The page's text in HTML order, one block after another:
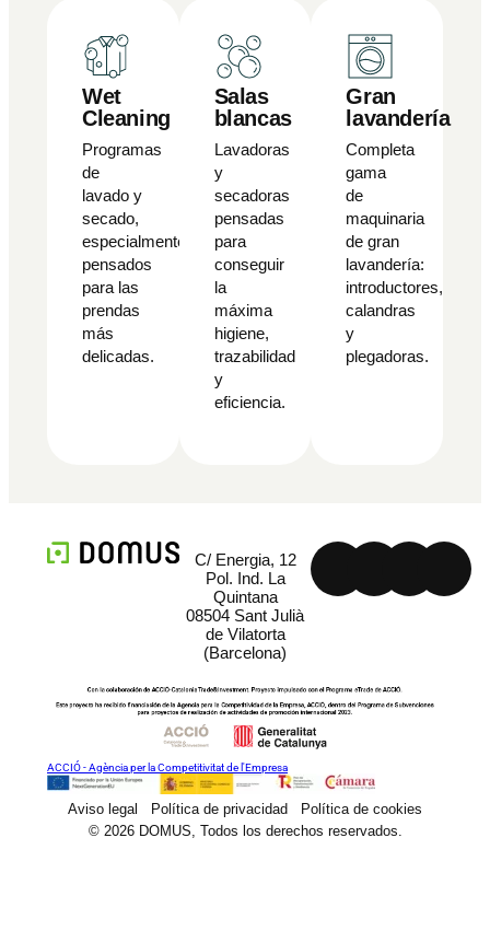
Wet
Cleaning
Programas
de
lavado y
secado,
especialmente
pensados
para las
prendas
más
delicadas.
Salas
blancas
Lavadoras
y
secadoras
pensadas
para
conseguir
la
máxima
higiene,
trazabilidad
y
eficiencia.
Gran
lavandería
Completa
gama
de
maquinaria
de gran
lavandería:
introductores,
calandras
y
plegadoras.
C/ Energia, 12
Pol. Ind. La
Quintana
08504 Sant Julià
de Vilatorta
(Barcelona)
ACCIÓ - Agència per la Competitivitat de l'Empresa
Aviso legal Política de privacidad
Política de cookies
© 2026 DOMUS, Todos los derechos reservados.